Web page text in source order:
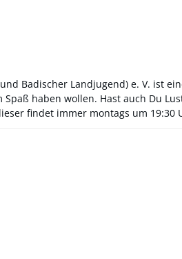
Badischer Landjugend) e. V. ist
haben wollen. Hast auch Du
findet immer montags um